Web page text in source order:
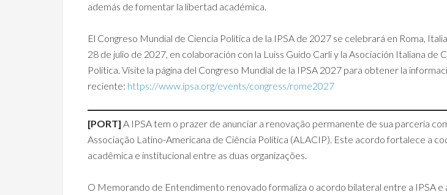
además de fomentar la libertad académica.
El Congreso Mundial de Ciencia Política de la IPSA de 2027 se celebrará en Roma,
28 de julio de 2027, en colaboración con la Luiss Guido Carli y la Asociación Italiana de
Política. Visite la página del Congreso Mundial de la IPSA 2027 para obtener la
reciente: https://www.ipsa.org/events/congress/rome2027
[PORT] A IPSA tem o prazer de anunciar a renovação permanente de sua parceria
Associação Latino-Americana de Ciência Política (ALACIP). Este acordo fortalece a
acadêmica e institucional entre as duas organizações.
O Memorando de Entendimento renovado formaliza o acordo bilateral entre a IPSA e